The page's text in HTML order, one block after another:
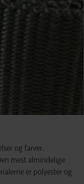
og farver.
mest almindelige
er polyester og